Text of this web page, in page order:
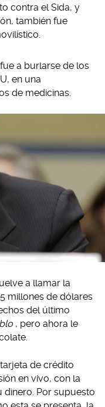
contra el Sida, y
también fue
a burlarse de los
en una
de medicinas.
a llamar la
millones de dólares
del último
, pero ahora le
de crédito
en vivo, con la
dinero. Por supuesto